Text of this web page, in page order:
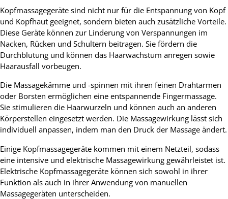
Kopfmassagegeräte sind nicht nur für die Entspannung von Kopf
und Kopfhaut geeignet, sondern bieten auch zusätzliche Vorteile.
Diese Geräte können zur Linderung von Verspannungen im
Nacken, Rücken und Schultern beitragen. Sie fördern die
Durchblutung und können das Haarwachstum anregen sowie
Haarausfall vorbeugen.
Die Massagekämme und -spinnen mit ihren feinen Drahtarmen
oder Borsten ermöglichen eine entspannende Fingermassage.
Sie stimulieren die Haarwurzeln und können auch an anderen
Körperstellen eingesetzt werden. Die Massagewirkung lässt sich
individuell anpassen, indem man den Druck der Massage ändert.
Einige Kopfmassagegeräte kommen mit einem Netzteil, sodass
eine intensive und elektrische Massagewirkung gewährleistet ist.
Elektrische Kopfmassagegeräte können sich sowohl in ihrer
Funktion als auch in ihrer Anwendung von manuellen
Massagegeräten unterscheiden.